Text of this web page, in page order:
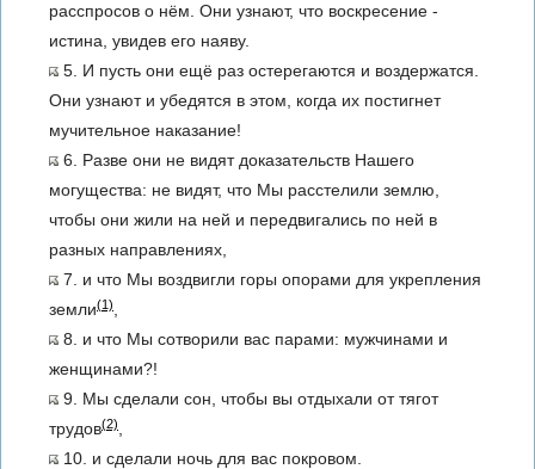
расспросов о нём. Они узнают, что воскресение -
истина, увидев его наяву.
5. И пусть они ещё раз остерегаются и воздержатся.
Они узнают и убедятся в этом, когда их постигнет
мучительное наказание!
6. Разве они не видят доказательств Нашего
могущества: не видят, что Мы расстелили землю,
чтобы они жили на ней и передвигались по ней в
разных направлениях,
7. и что Мы воздвигли горы опорами для укрепления
земли(1)
8. и что Мы сотворили вас парами: мужчинами и
женщинами?!
9. Мы сделали сон, чтобы вы отдыхали от тягот
трудов(2)
10. и сделали ночь для вас покровом.